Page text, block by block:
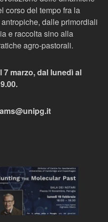
corso del tempo fra la
dalle primordiali
e raccolta sino alla
agro-pastorali.
marzo, dal lunedì al